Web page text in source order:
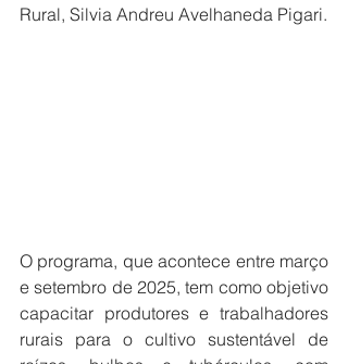
Rural, Silvia Andreu Avelhaneda Pigari.
O programa, que acontece entre março
e setembro de 2025, tem como objetivo
capacitar produtores e trabalhadores
rurais para o cultivo sustentável de